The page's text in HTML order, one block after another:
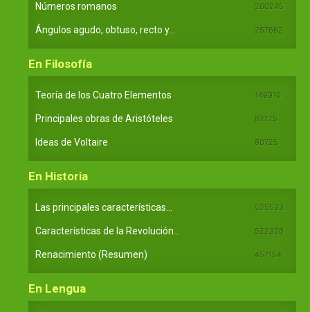
Números romanos 260245
Ángulos agudo, obtuso, recto y... 257662
En Filosofía
Teoría de los Cuatro Elementos 149910
Principales obras de Aristóteles 82125
Ideas de Voltaire 80725
En Historia
Las principales características... 525533
Características de la Revolución... 522326
Renacimiento (Resumen) 457154
En Lengua